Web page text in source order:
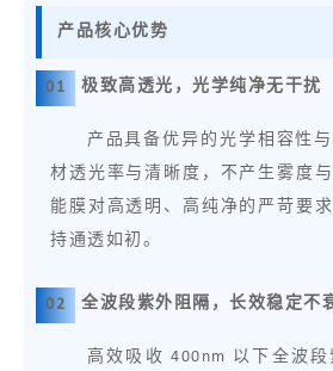
产品核心优势
0 1 极致高透光，光学纯净无干扰
产品具备优异的光学相容性
材透光率与清晰度，不产生雾度
能膜对高透明、高纯净的严苛要
持通透如初。
0 2 全波段紫外阻隔，长效稳定不
高效吸收 400nm 以下全波